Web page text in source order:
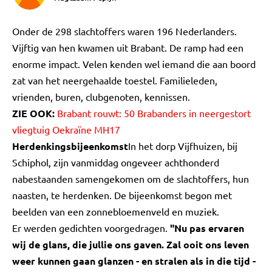
Onder de 298 slachtoffers waren 196 Nederlanders.
Vijftig van hen kwamen uit Brabant. De ramp had een
enorme impact. Velen kenden wel iemand die aan boord
zat van het neergehaalde toestel. Familieleden,
vrienden, buren, clubgenoten, kennissen.
ZIE OOK: Brabant rouwt: 50 Brabanders in neergestort
vliegtuig Oekraïne MH17
HerdenkingsbijeenkomstIn het dorp Vijfhuizen, bij
Schiphol, zijn vanmiddag ongeveer achthonderd
nabestaanden samengekomen om de slachtoffers, hun
naasten, te herdenken. De bijeenkomst begon met
beelden van een zonnebloemenveld en muziek.
Er werden gedichten voorgedragen. "Nu pas ervaren
wij de glans, die jullie ons gaven. Zal ooit ons leven
weer kunnen gaan glanzen - en stralen als in die tijd -